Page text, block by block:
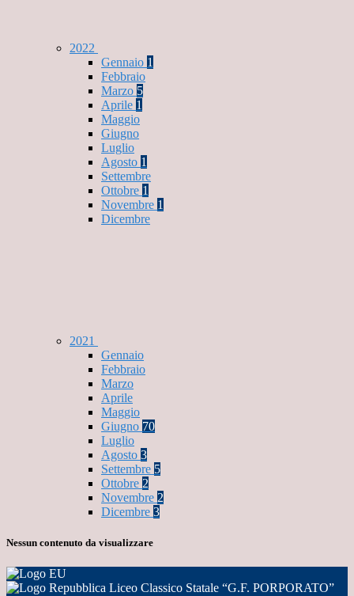
2022
Gennaio 1
Febbraio
Marzo 5
Aprile 1
Maggio
Giugno
Luglio
Agosto 1
Settembre
Ottobre 1
Novembre 1
Dicembre
2021
Gennaio
Febbraio
Marzo
Aprile
Maggio
Giugno 70
Luglio
Agosto 3
Settembre 5
Ottobre 2
Novembre 2
Dicembre 3
Nessun contenuto da visualizzare
Liceo Classico Statale “G.F. PORPORATO”